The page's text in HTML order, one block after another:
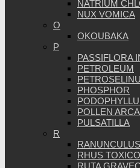
NATRIUM
NUX VOMICA
O
OKOUBAKA
P
PASSIFLORA
PETROLEUM
PHOSPHOR
POLLEN
PULSATILLA
R
RHUS